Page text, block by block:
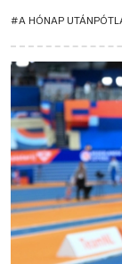
#A HÓNAP